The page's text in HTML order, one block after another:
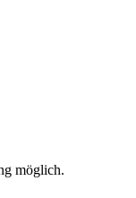
möglich.